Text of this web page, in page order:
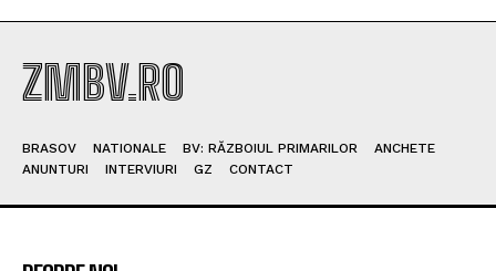
ZMBV.RO
BRASOV NATIONALE BV: RĂZBOIUL PRIMARILOR
ANCHETE
ANUNTURI
INTERVIURI GZ CONTACT